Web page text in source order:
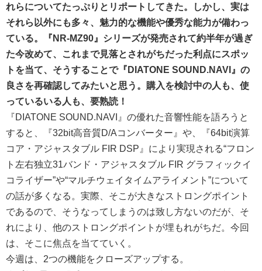
れらについてたっぷりとリポートしてきた。しかし、実は
それら以外にも多々、魅力的な機能や優秀な能力が備わっ
ている。『NR-MZ90』シリーズが発売されて約半年が過ぎ
た今改めて、これまで見落とされがちだった利点にスポッ
トを当て、そうすることで『DIATONE SOUND.NAVI』の
良さを再確認してみたいと思う。購入を検討中の人も、使
っているいる人も、要熟読！
『DIATONE SOUND.NAVI』の優れた音響性能を語ろうと
すると、『32bit高音質D/Aコンバーター』や、『64bit演算
コア・アジャスタブル FIR DSP』により実現される“フロン
ト左右独立31バンド・アジャスタブル FIR グラフィックイ
コライザー”や“マルチウェイタイムアライメント”について
の話が多くなる。実際、そこが大きなストロングポイント
であるので、そうなってしまうのは致し方ないのだが、そ
れにより、他のストロングポイントが埋もれがちだ。今回
は、そこに焦点を当てていく。
今週は、2つの機能をクローズアップする。